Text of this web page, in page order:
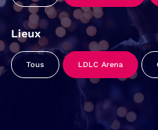
Lieux
Tous LDLC Arena